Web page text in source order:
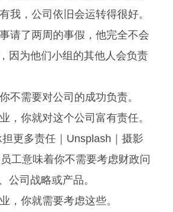
我，公司依旧会运转得很好。
请了两周的事假，他完全不会
因为他们小组的其他人会负责
不需要对公司的成功负责。
，你就对这个公司富有责任。
更多责任｜Unsplash｜摄影
工意味着你不需要考虑财政问
公司战略或产品。
，你就需要考虑这些。